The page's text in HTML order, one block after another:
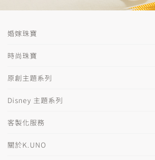
婚嫁珠寶
時尚珠寶
原創主題系列
Disney 主題系列
客製化服務
關於K.UNO